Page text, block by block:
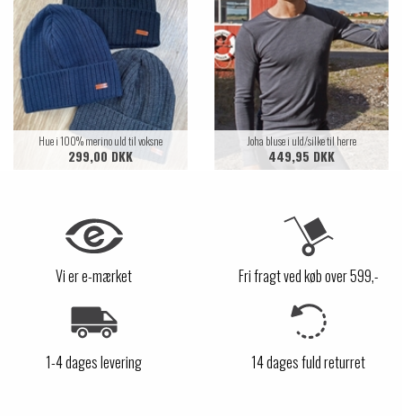
Hue i 100% merino uld til voksne
299,00 DKK
Joha bluse i uld/silke til herre
449,95 DKK
Vi er e-mærket Fri fragt ved køb over 599,-
1-4 dages levering 14 dages fuld returret